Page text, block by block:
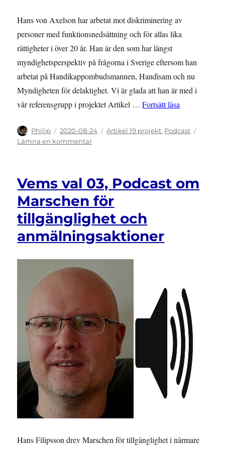
Hans von Axelson har arbetat mot diskriminering av
personer med funktionsnedsättning och för allas lika
rättigheter i över 20 år. Han är den som har längst
myndighetsperspektiv på frågorna i Sverige eftersom han
arbetat på Handikappombudsmannen, Handisam och nu
Myndigheten för delaktighet. Vi är glada att han är med i
vår referensgrupp i projektet Artikel …Fortsätt läsa
Författare
Philip
Publicerat
den
2020-08-24 Kategorier
Artikel 19 projekt, Podcast
Lämna en kommentartill
Podcast
ett
20-
årigt
myndighetsperspektiv
på
personer
funktionsnedsättning
Vems val 03, Podcast om
Marschen för
tillgänglighet och
anmälningsaktioner
Hans Filipsson drev Marschen för tillgänglighet i närmare